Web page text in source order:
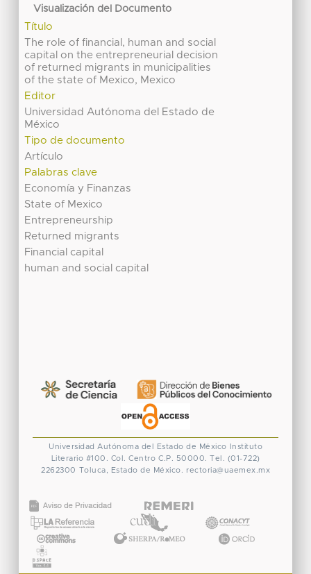
Visualización del Documento
Título
The role of financial, human and social
capital on the entrepreneurial decision
of returned migrants in municipalities
of the state of Mexico, Mexico
Editor
Universidad Autónoma del Estado de
México
Tipo de documento
Artículo
Palabras clave
Economía y Finanzas
State of Mexico
Entrepreneurship
Returned migrants
Financial capital
human and social capital
Universidad Autónoma del Estado de México
Instituto
Literario #100. Col. Centro C.P. 50000. Tel. (01-722)
2262300 Toluca, Estado de México. rectoria@uaemex.mx